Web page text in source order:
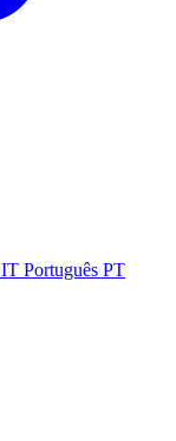
IT Português PT